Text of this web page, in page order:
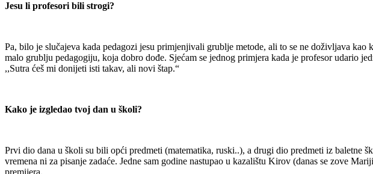
Jesu li profesori bili strogi?
Pa, bilo je slučajeva kada pedagozi jesu primjenjivali grublje metode, ali to se ne doživljava
malo grublju pedagogiju, koja dobro dođe. Sjećam se jednog primjera kada je profesor udario
,,Sutra ćeš mi donijeti isti takav, ali novi štap.“
Kako je izgledao tvoj dan u školi?
Prvi dio dana u školi su bili opći predmeti (matematika, ruski..), a drugi dio predmeti iz baletne
vremena ni za pisanje zadaće. Jedne sam godine nastupao u kazalištu Kirov (danas se zove